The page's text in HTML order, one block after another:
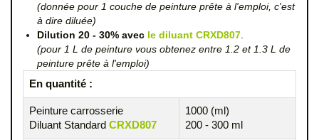
(donnée pour 1 couche de peinture prête à l'emploi, c'est
à dire diluée)
Dilution 20 - 30% avec le diluant CRXD807.
(pour 1 L de peinture vous obtenez entre 1.2 et 1.3 L de
peinture prête à l'emploi)
En quantité :
Peinture carrosserie
Diluant Standard CRXD807
1000 (ml)
200 - 300 ml